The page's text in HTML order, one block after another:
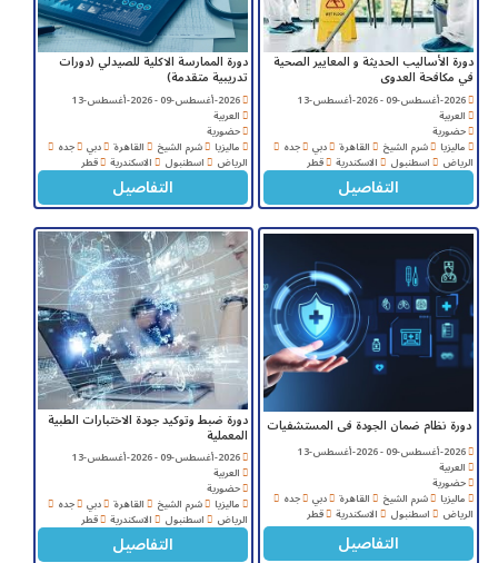
دورة الأساليب الحديثة و المعايير الصحية
في مكافحة العدوى
2026-أغسطس-09 - 2026-أغسطس-13
العربية
حضورية
ماليزيا شرم الشيخ القاهرة دبي جده
الرياض اسطنبول الاسكندرية قطر
التفاصيل
دورة الممارسة الاكلية للصيدلي (دورات
تدريبية متقدمة)
2026-أغسطس-09 - 2026-أغسطس-13
العربية
حضورية
ماليزيا شرم الشيخ القاهرة دبي جده
الرياض اسطنبول الاسكندرية قطر
التفاصيل
دورة نظام ضمان الجودة فى المستشفيات
2026-أغسطس-09 - 2026-أغسطس-13
العربية
حضورية
ماليزيا شرم الشيخ القاهرة دبي جده
الرياض اسطنبول الاسكندرية قطر
التفاصيل
دورة ضبط وتوكيد جودة الاختبارات الطبية
المعملية
2026-أغسطس-09 - 2026-أغسطس-13
العربية
حضورية
ماليزيا شرم الشيخ القاهرة دبي جده
الرياض اسطنبول الاسكندرية قطر
التفاصيل